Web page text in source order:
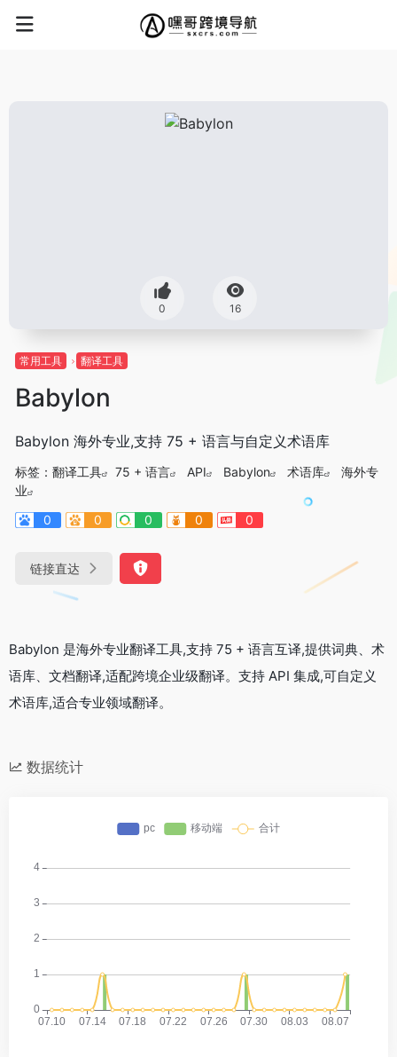
0 16
常用工具 翻译工具
Babylon
Babylon 海外专业,支持 75 + 语言与自定义术语库
标签： 翻译工具 75 + 语言 API Babylon 术语库
海外专
业
0
0 0 0 0
链接直达
Babylon 是海外专业翻译工具,支持 75 + 语言互译,提供词典、术
语库、文档翻译,适配跨境企业级翻译。支持 API 集成,可自定义
术语库,适合专业领域翻译。
数据统计